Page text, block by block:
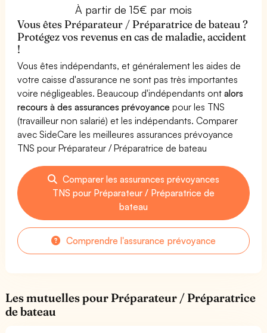
À partir de 15€ par mois
Vous êtes Préparateur / Préparatrice de bateau ?
Protégez vos revenus en cas de maladie, accident
!
Vous êtes indépendants, et généralement les aides de
votre caisse d'assurance ne sont pas très importantes
voire négligeables. Beaucoup d'indépendants ontalors
recours à des assurances prévoyance pour les TNS
(travailleur non salarié) et les indépendants. Comparer
avec SideCare les meilleures assurances prévoyance
TNS pour Préparateur / Préparatrice de bateau
Comparer les assurances prévoyances
TNS pour Préparateur / Préparatrice de
bateau
Comprendre l'assurance prévoyance
Les mutuelles pour Préparateur / Préparatrice
de bateau